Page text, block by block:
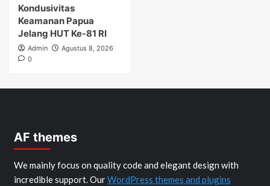
Kondusivitas
Keamanan Papua
Jelang HUT Ke-81 RI
Admin
Agustus 8, 2026
0
AF themes
We mainly focus on quality code and elegant design with
incredible support. OurWordPress themes and plugins